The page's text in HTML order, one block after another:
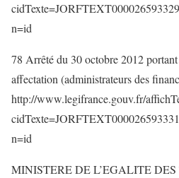
n=id
78 Arrêté du 30 octobre 2012
affectation (administrateurs des
http://www.legifrance.gouv.fr/
n=id
MINISTERE DE L’EGALITE